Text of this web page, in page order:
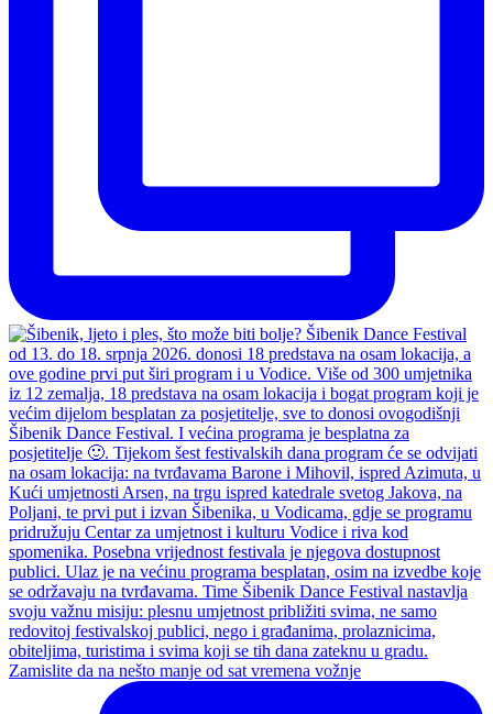
Zamislite da na nešto manje od sat vremena vožnje